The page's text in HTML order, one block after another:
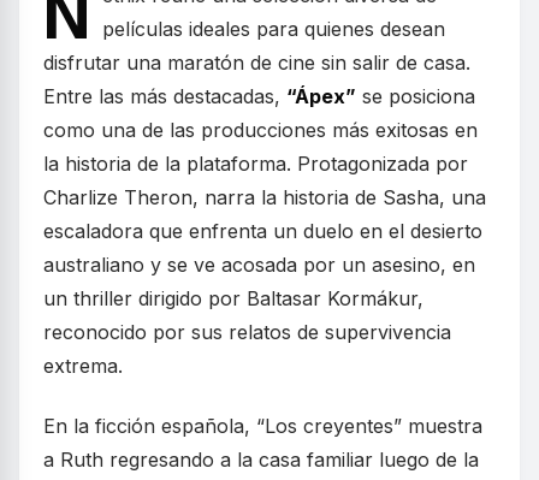
películas ideales para quienes desean
disfrutar una maratón de cine sin salir de casa.
Entre las más destacadas, “Ápex” se posiciona
como una de las producciones más exitosas en
la historia de la plataforma. Protagonizada por
Charlize Theron, narra la historia de Sasha, una
escaladora que enfrenta un duelo en el desierto
australiano y se ve acosada por un asesino, en
un thriller dirigido por Baltasar Kormákur,
reconocido por sus relatos de supervivencia
extrema.
En la ficción española, “Los creyentes” muestra
a Ruth regresando a la casa familiar luego de la